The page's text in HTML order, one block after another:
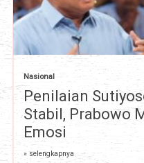
Nasional
Penilaian
Stabil, Prabowo
Emosi
» selengkapnya